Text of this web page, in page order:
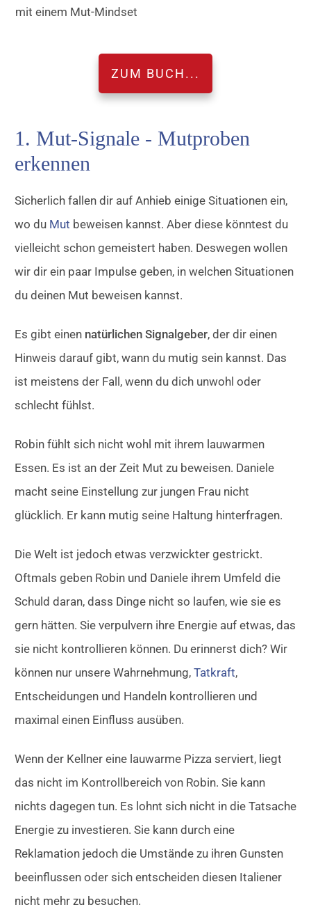
mit einem Mut-Mindset
ZUM BUCH...
1. Mut-Signale - Mutproben
erkennen
Sicherlich fallen dir auf Anhieb einige Situationen ein,
wo du Mut beweisen kannst. Aber diese könntest du
vielleicht schon gemeistert haben. Deswegen wollen
wir dir ein paar Impulse geben, in welchen Situationen
du deinen Mut beweisen kannst.
Es gibt einen natürlichen Signalgeber, der dir einen
Hinweis darauf gibt, wann du mutig sein kannst. Das
ist meistens der Fall, wenn du dich unwohl oder
schlecht fühlst.
Robin fühlt sich nicht wohl mit ihrem lauwarmen
Essen. Es ist an der Zeit Mut zu beweisen. Daniele
macht seine Einstellung zur jungen Frau nicht
glücklich. Er kann mutig seine Haltung hinterfragen.
Die Welt ist jedoch etwas verzwickter gestrickt.
Oftmals geben Robin und Daniele ihrem Umfeld die
Schuld daran, dass Dinge nicht so laufen, wie sie es
gern hätten. Sie verpulvern ihre Energie auf etwas, das
sie nicht kontrollieren können. Du erinnerst dich? Wir
können nur unsere Wahrnehmung, Tatkraft,
Entscheidungen und Handeln kontrollieren und
maximal einen Einfluss ausüben.
Wenn der Kellner eine lauwarme Pizza serviert, liegt
das nicht im Kontrollbereich von Robin. Sie kann
nichts dagegen tun. Es lohnt sich nicht in die Tatsache
Energie zu investieren. Sie kann durch eine
Reklamation jedoch die Umstände zu ihren Gunsten
beeinflussen oder sich entscheiden diesen Italiener
nicht mehr zu besuchen.